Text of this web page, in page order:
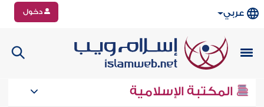
عربي دخول
المكتبة الإسلامية